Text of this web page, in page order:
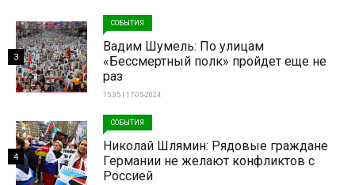
СОБЫТИЯ
Вадим Шумель: По улицам
«Бессмертный полк» пройдет еще не
раз
15:35 | 17-05-2024
3
СОБЫТИЯ
Николай Шлямин: Рядовые граждане
Германии не желают конфликтов с
Россией
4